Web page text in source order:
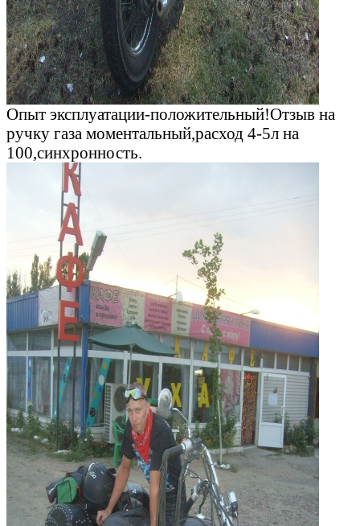
Опыт эксплуатации-положительный!Отзыв на
ручку газа моментальный,расход 4-5л на
100,синхронность.